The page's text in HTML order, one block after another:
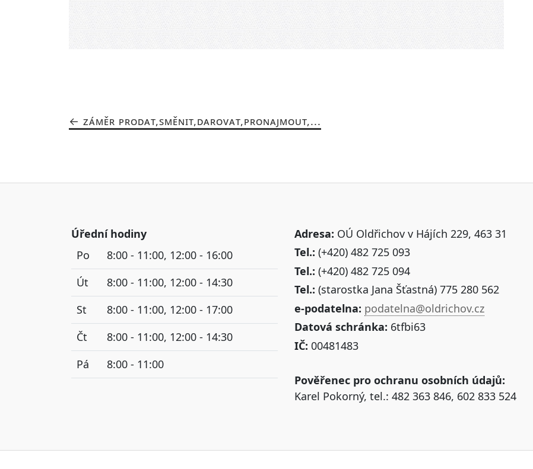
ZÁMĚR PRODAT,SMĚNIT,DAROVAT,PRONAJMOUT,...
Úřední hodiny
Po
8:00 - 11:00, 12:00 - 16:00
Út
8:00 - 11:00, 12:00 - 14:30
St
8:00 - 11:00, 12:00 - 17:00
Čt
8:00 - 11:00, 12:00 - 14:30
Pá
8:00 - 11:00
Adresa: OÚ Oldřichov v Hájích 229, 463 31
Tel.: (+420) 482 725 093
Tel.: (+420) 482 725 094
Tel.: (starostka Jana Šťastná) 775 280 562
e-podatelna: podatelna@oldrichov.cz
Datová schránka: 6tfbi63
IČ: 00481483
Pověřenec pro ochranu osobních údajů:
Karel Pokorný, tel.: 482 363 846, 602 833 524